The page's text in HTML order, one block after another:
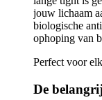
jouw lichaam
biologische
ophoping van
Perfect voor
De